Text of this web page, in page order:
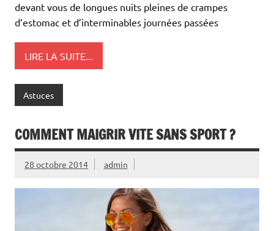
devant vous de longues nuits pleines de crampes
d’estomac et d’interminables journées passées
LIRE LA SUITE...
Astuces
COMMENT MAIGRIR VITE SANS SPORT ?
28 octobre 2014 admin